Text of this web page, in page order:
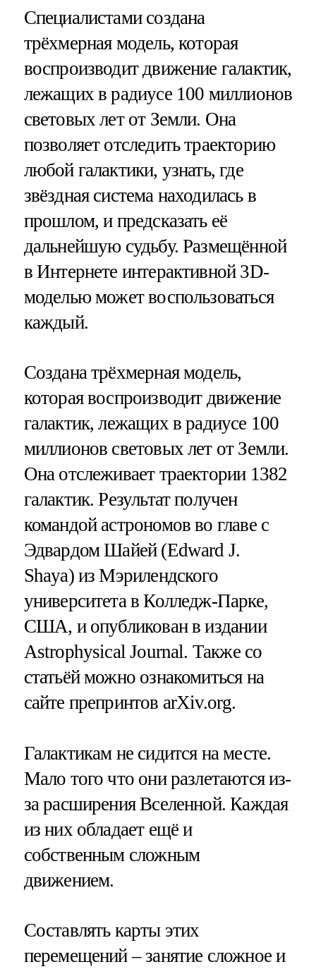
Специалистами создана
трёхмерная модель, которая
воспроизводит движение галактик,
лежащих в радиусе 100 миллионов
световых лет от Земли. Она
позволяет отследить траекторию
любой галактики, узнать, где
звёздная система находилась в
прошлом, и предсказать её
дальнейшую судьбу. Размещённой
в Интернете интерактивной 3D-
моделью может воспользоваться
каждый.
Создана трёхмерная модель,
которая воспроизводит движение
галактик, лежащих в радиусе 100
миллионов световых лет от Земли.
Она отслеживает траектории 1382
галактик. Результат получен
командой астрономов во главе с
Эдвардом Шайей (Edward J.
Shaya) из Мэрилендского
университета в Колледж-Парке,
США, и опубликован в издании
Astrophysical Journal. Также со
статьёй можно ознакомиться на
сайте препринтов arXiv.org.
Галактикам не сидится на месте.
Мало того что они разлетаются из-
за расширения Вселенной. Каждая
из них обладает ещё и
собственным сложным
движением.
Составлять карты этих
перемещений – занятие сложное и